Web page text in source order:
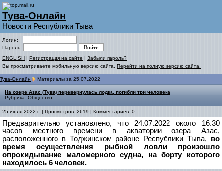
Тува-Онлайн
Новости Республики Тыва
Логин:
Пароль:
ENGLISH | Регистрация на сайте | Забыли пароль?
Вы просматриваете мобильную версию сайта. Перейти на полную версию сайта.
Тува-Онлайн Материалы за 25.07.2022
На озере Азас (Тува) перевернулась лодка, погибли три человека
Рубрика: Общество
25 июля 2022 г. | Просмотров: 2619 | Комментариев: 0
Предварительно установлено, что 24.07.2022 около 16.30
часов местного времени в акватории озера Азас,
расположенного в Тоджинском районе Республики Тыва, во
время осуществления рыбной ловли произошло
опрокидывание маломерного судна, на борту которого
находилось 6 человек.